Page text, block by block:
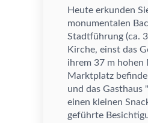
Heute erkunden
monumentalen
Stadtführung (ca.
Kirche, einst das
ihrem 37 m
Marktplatz
und das Gasthaus
einen kleinen
geführte